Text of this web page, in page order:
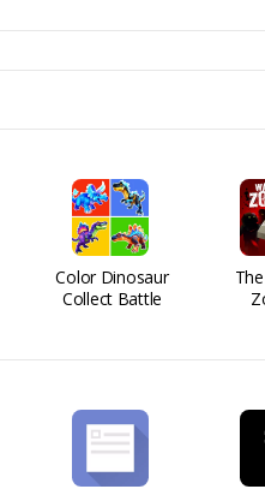
Color Dinosaur
Collect Battle